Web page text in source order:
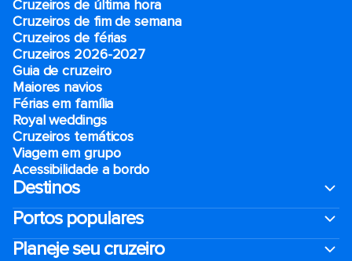
Cruzeiros de última hora
Cruzeiros de fim de semana
Cruzeiros de férias
Cruzeiros 2026-2027
Guia de cruzeiro
Maiores navios
Férias em família
Royal weddings
Cruzeiros temáticos
Viagem em grupo
Acessibilidade a bordo
Destinos
Portos populares
Planeje seu cruzeiro